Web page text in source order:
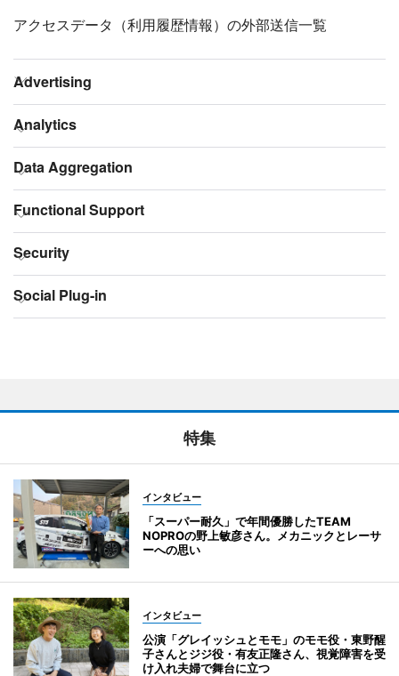
アクセスデータ（利用履歴情報）の外部送信一覧
特集
インタビュー
「スーパー耐久」で年間優勝したTEAM
NOPROの野上敏彦さん。メカニックとレーサ
ーへの思い
インタビュー
公演「グレイッシュとモモ」のモモ役・東野醒
子さんとジジ役・有友正隆さん、視覚障害を受
け入れ夫婦で舞台に立つ